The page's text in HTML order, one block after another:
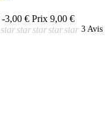
-3,00 € Prix 9,00 €
starstarstarstarstar 3 Avis